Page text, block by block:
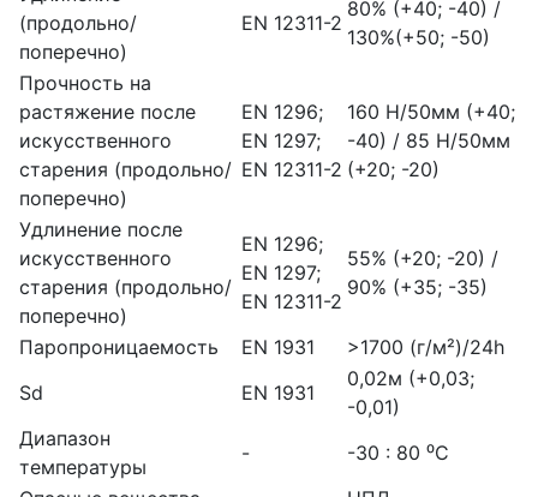
(продольно/
поперечно)
EN 12311-2
80% (+40; -40) /
130%(+50; -50)
Прочность на
растяжение после
искусственного
старения (продольно/
поперечно)
EN 1296;
EN 1297;
EN 12311-2
160 Н/50мм (+40;
-40) / 85 Н/50мм
(+20; -20)
Удлинение после
искусственного
старения (продольно/
поперечно)
EN 1296;
EN 1297;
EN 12311-2
55% (+20; -20) /
90% (+35; -35)
Паропроницаемость EN 1931
>1700 (г/м²)/24h
Sd
EN 1931
0,02м (+0,03;
-0,01)
Диапазон
температуры
-
-30 : 80 ⁰C